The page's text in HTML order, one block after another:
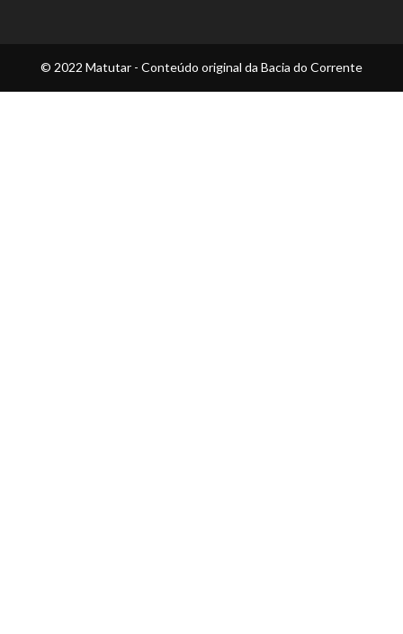
© 2022 Matutar - Conteúdo original da Bacia do Corrente